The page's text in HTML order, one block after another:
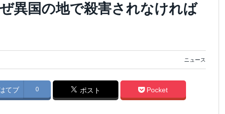
異国の地で殺害されなければ
ニュース
てブ 0 ポスト Pocket